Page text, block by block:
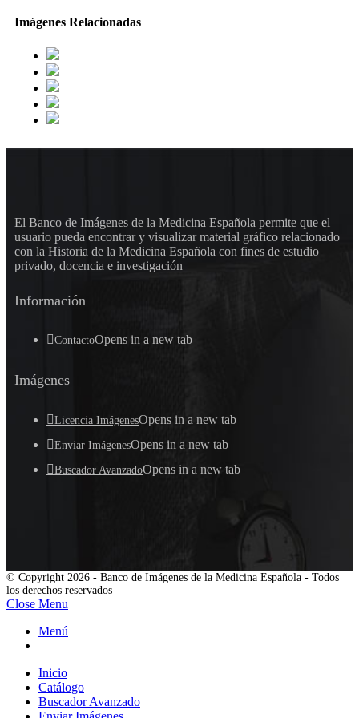
Imágenes Relacionadas
El Banco de Imágenes de la Medicina Española permite que el
usuario pueda encontrar y visualizar material gráfico relacionado
con la Historia de la Medicina Española con fines de estudio
privado, docencia e investigación
Información
ContactoOpens in a new tab
Imágenes
Licencia ImágenesOpens in a new tab
Enviar ImágenesOpens in a new tab
Buscador AvanzadoOpens in a new tab
© Copyright 2026 - Banco de Imágenes de la Medicina Española - Todos
los derechos reservados
Close Menu
Menú
Inicio
Catálogo
Buscador Avanzado